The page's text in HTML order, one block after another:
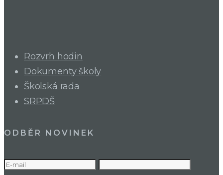
Rozvrh hodin
Dokumenty školy
Školská rada
SRPDŠ
ODBĚR NOVINEK